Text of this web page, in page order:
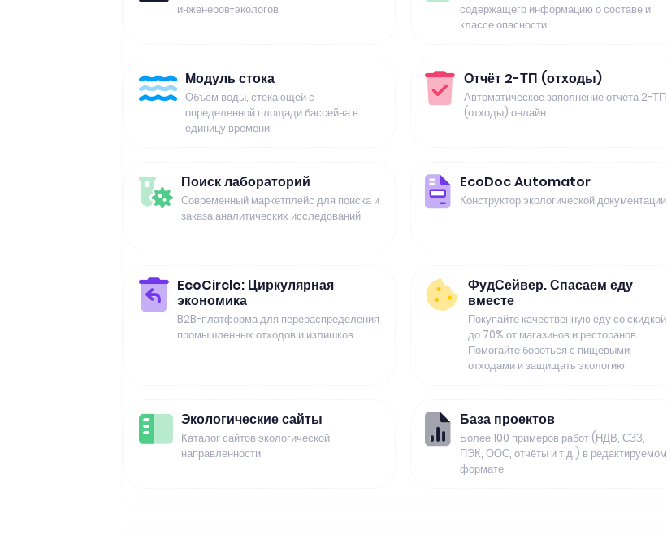
инженеров-экологов
содержащего информацию о составе и
классе опасности
Модуль стока
Объём воды, стекающей с
определенной площади бассейна в
единицу времени
Отчёт 2-ТП (отходы)
Автоматическое заполнение отчёта 2-ТП
(отходы) онлайн
Поиск лабораторий
Современный маркетплейс для поиска и
заказа аналитических исследований
EcoDoc Automator
Конструктор экологической документации
EcoCircle: Циркулярная
экономика
B2B-платформа для перераспределения
промышленных отходов и излишков
ФудСейвер. Спасаем еду
вместе
Покупайте качественную еду со скидкой
до 70% от магазинов и ресторанов.
Помогайте бороться с пищевыми
отходами и защищать экологию
Экологические сайты
Каталог сайтов экологической
направленности
База проектов
Более 100 примеров работ (НДВ, СЗЗ,
ПЭК, ООС, отчёты и т.д.) в редактируемом
формате